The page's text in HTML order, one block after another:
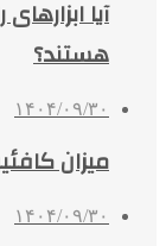
آیا
هستند؟
۱۴۰۴/۰۹/۳۰
میزان
۱۴۰۴/۰۹/۳۰